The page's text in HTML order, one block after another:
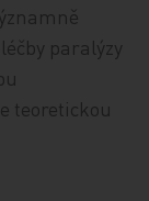
paralýzy
teoretickou